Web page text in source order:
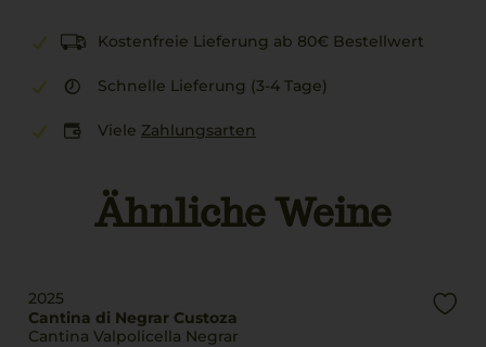
Kostenfreie Lieferung ab 80€ Bestellwert
Schnelle Lieferung (3-4 Tage)
Viele Zahlungsarten
Ähnliche Weine
2025
Cantina di Negrar Custoza
Cantina Valpolicella Negrar